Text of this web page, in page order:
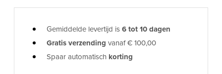
Gemiddelde levertijd is6 tot 10 dagen
Gratis verzending vanaf € 100,00
Spaar automatisch korting